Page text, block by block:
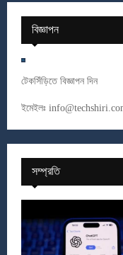
বিজ্ঞাপন
টেকসিঁড়িতে বিজ্ঞাপন দিন
ইমেইলঃ
সম্প্রতি